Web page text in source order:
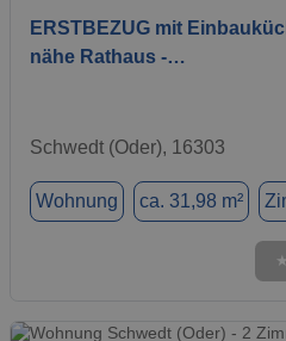
ERSTBEZUG mit
nähe Rathaus -…
Schwedt (Oder), 16303
Wohnung ca. 31,98 m²
★